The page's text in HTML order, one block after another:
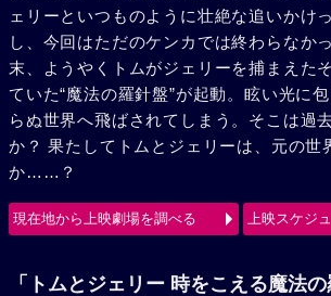
ェリーといつものように壮絶な追いかけ
し、今回はただのケンカでは終わらなか
末、ようやくトムがジェリーを捕まえた
ていた“魔法の羅針盤”が起動。眩い光に
らぬ世界へ飛ばされてしまう。そこは過
か？ 果たしてトムとジェリーは、元の世
か……？
現在地から上映劇場を調べる 上映スケジ
「トムとジェリー 時をこえる魔法